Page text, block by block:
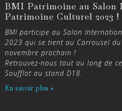
BMI Patrimoine au Salon
Patrimoine Culturel 2023 !
BMI participe au Salon
2023 qui se tient au Carrousel
novembre prochain !
Retrouvez-nous tout au long de
Soufflot au stand D18.
En savoir plus »